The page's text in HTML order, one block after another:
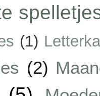
(1)
(2)